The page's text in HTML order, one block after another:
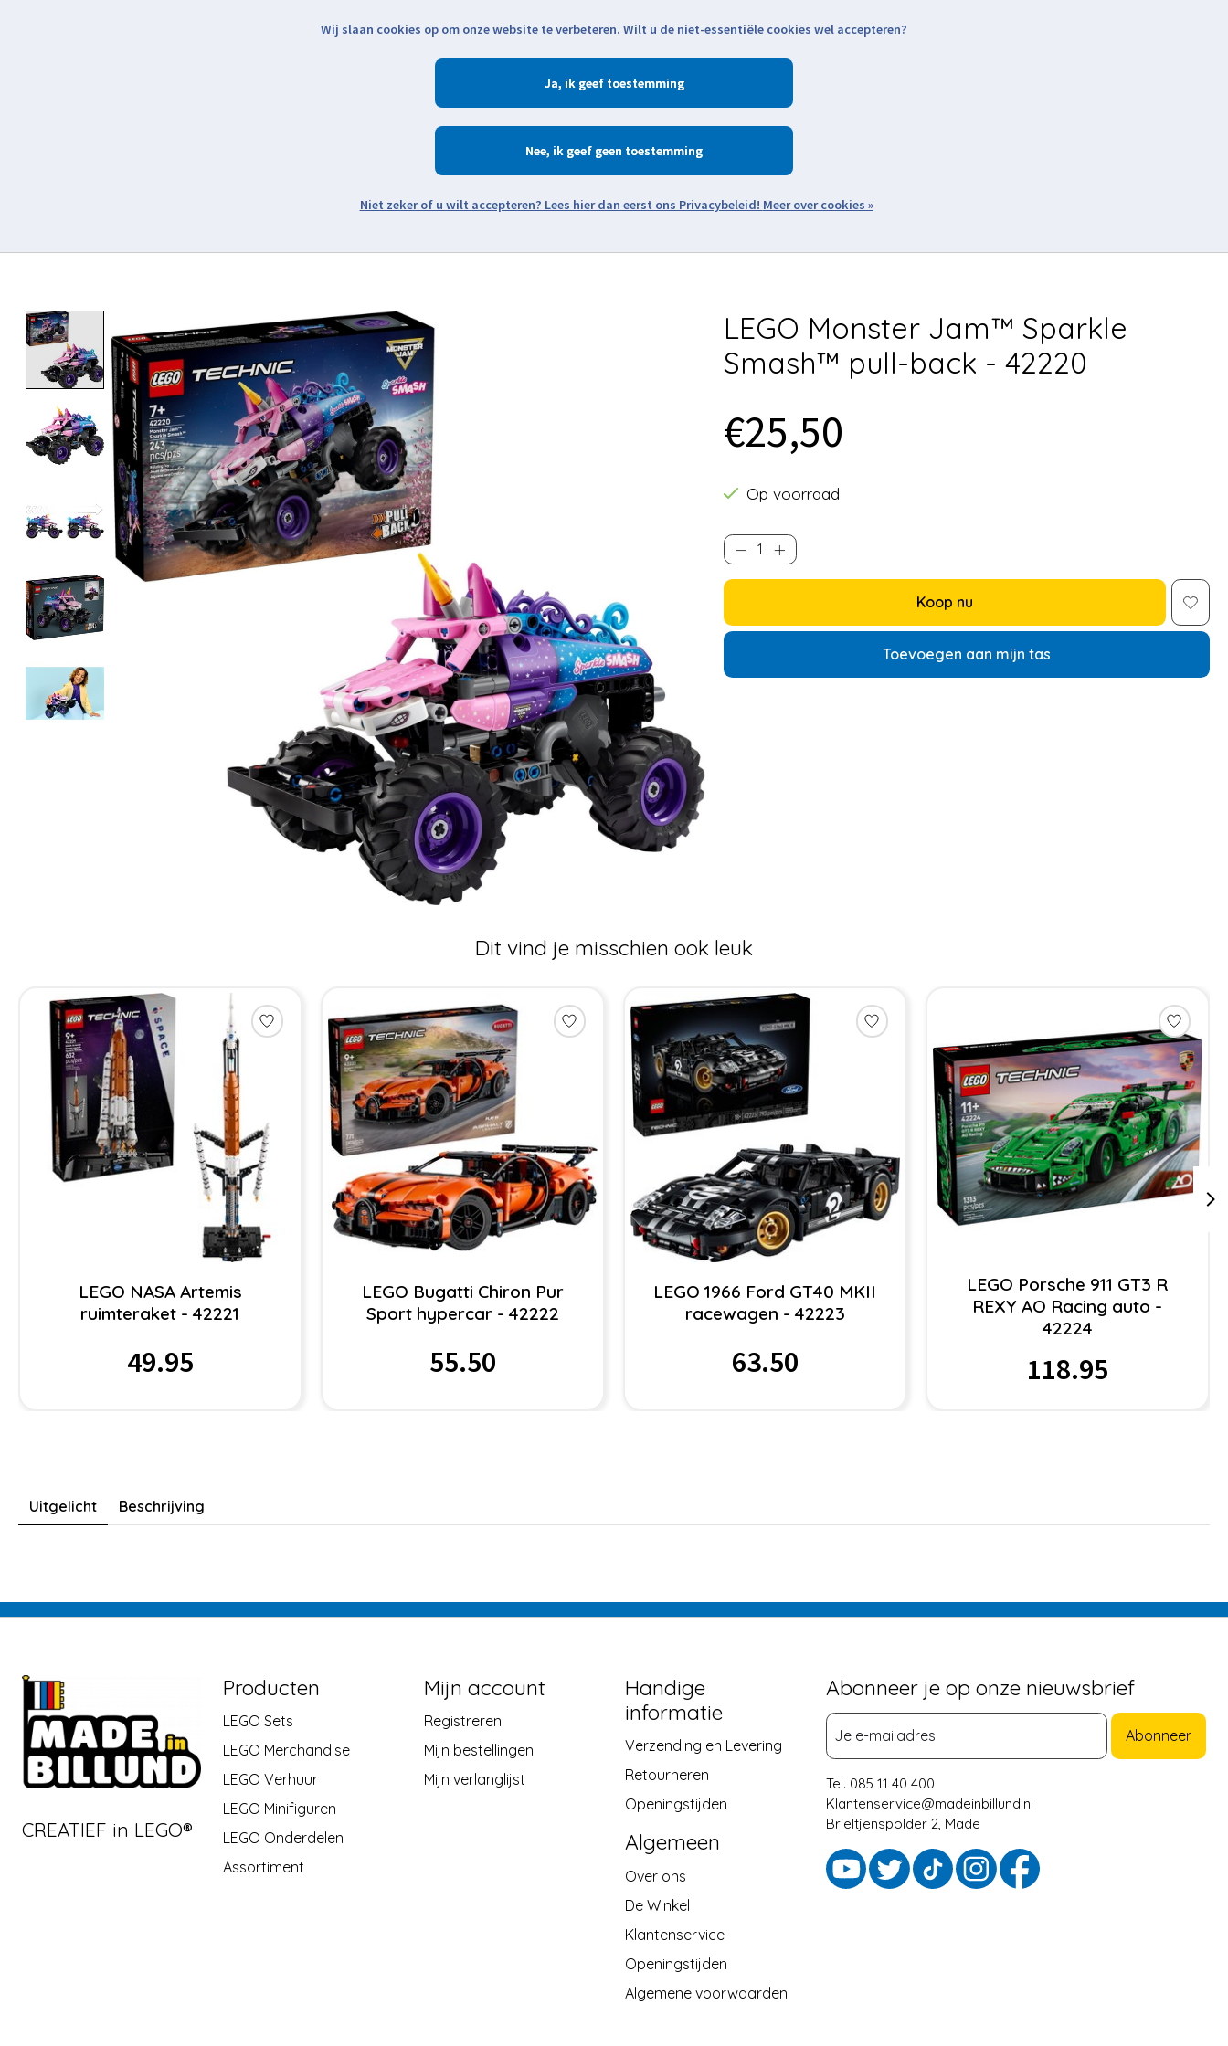
Zoeken
Product image slideshow Items
LEGO Monster Jam™ Sparkle
Smash™ pull-back - 42220
€25,50
Op voorraad
Koop nu
Toevoegen aan mijn tas
Dit vind je misschien ook leuk
Items van productcarrousel
LEGO NASA Artemis
ruimteraket - 42221
49.95
LEGO Bugatti Chiron Pur
Sport hypercar - 42222
55.50
LEGO 1966 Ford GT40 MKII
racewagen - 42223
63.50
LEGO Porsche 911 GT3 R
REXY AO Racing auto -
42224
118.95
Uitgelicht Beschrijving
CREATIEF in LEGO®
Producten
LEGO Sets
LEGO Merchandise
LEGO Verhuur
LEGO Minifiguren
LEGO Onderdelen
Assortiment
Mijn account
Registreren
Mijn bestellingen
Mijn verlanglijst
Handige
informatie
Verzending en Levering
Retourneren
Openingstijden
Algemeen
Over ons
De Winkel
Klantenservice
Openingstijden
Algemene voorwaarden
Abonneer je op onze nieuwsbrief
Abonneer
Tel. 085 11 40 400
Klantenservice@madeinbillund.nl
Brieltjenspolder 2, Made
Wij slaan cookies op om onze website te verbeteren. Wilt u de niet-essentiële cookies wel accepteren?
Ja
Nee
Meer over cookies »